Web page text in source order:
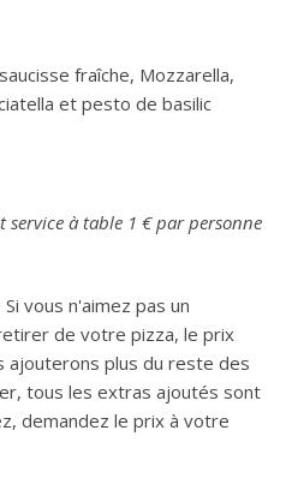
fraîche, Mozzarella,
et pesto de basilic
service à table 1 € par personne
Si vous n'aimez pas un
de votre pizza, le prix
ajouterons plus du reste des
tous les extras ajoutés sont
demandez le prix à votre